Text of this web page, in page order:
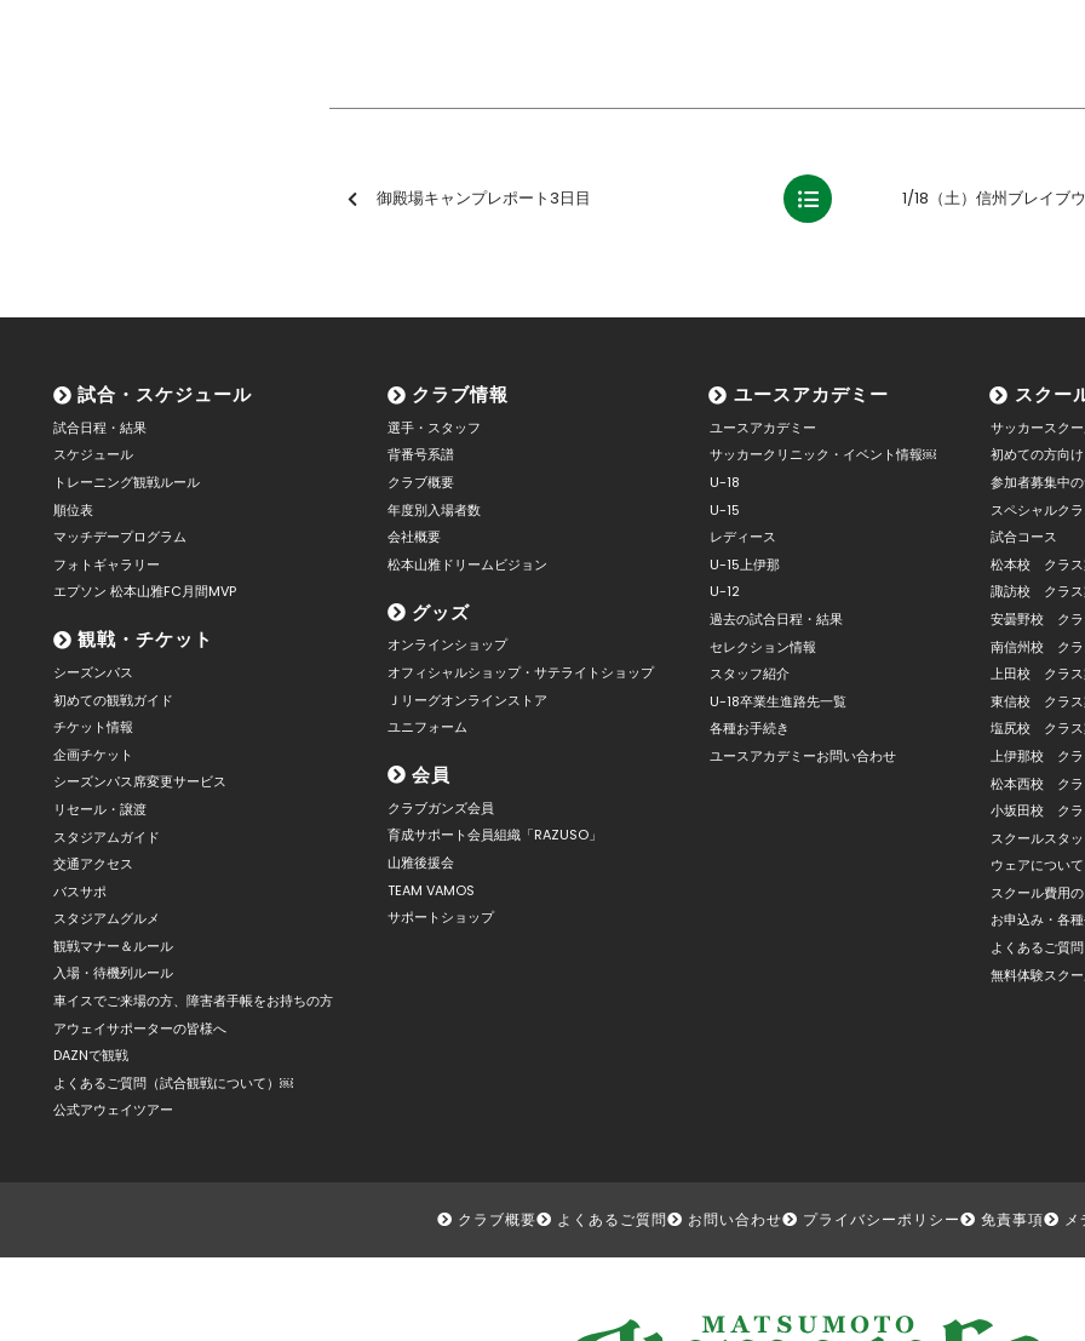
御殿場キャンプレポート3日目
試合・スケジュール
試合日程・結果
スケジュール
トレーニング観戦ルール
順位表
マッチデープログラム
フォトギャラリー
エプソン 松本山雅FC月間MVP
観戦・チケット
シーズンパス
初めての観戦ガイド
チケット情報
企画チケット
シーズンパス席変更サービス
リセール・譲渡
スタジアムガイド
交通アクセス
バスサポ
スタジアムグルメ
観戦マナー＆ルール
入場・待機列ルール
車イスでご来場の方、障害者手帳をお持ちの方
アウェイサポーターの皆様へ
DAZNで観戦
よくあるご質問（試合観戦について）￼
公式アウェイツアー
クラブ情報
選手・スタッフ
背番号系譜
クラブ概要
年度別入場者数
会社概要
松本山雅ドリームビジョン
グッズ
オンラインショップ
オフィシャルショップ・サテライトショップ
Ｊリーグオンラインストア
ユニフォーム
会員
クラブガンズ会員
育成サポート会員組織「RAZUSO」
山雅後援会
TEAM VAMOS
サポートショップ
ユースアカデミー
ユースアカデミー
サッカークリニック・イベント情報￼
U-18
U-15
レディース
U-15上伊那
U-12
過去の試合日程・結果
セレクション情報
スタッフ紹介
U-18卒業生進路先一覧
各種お手続き
ユースアカデミーお問い合わせ
スクー
サッカースク
初めての方向
参加者募集中
スペシャルク
試合コース
松本校 クラス
諏訪校 クラス
安曇野校 クラ
南信州校 クラ
上田校 クラス
東信校 クラス
塩尻校 クラス
上伊那校 クラ
松本西校 クラ
小坂田校 クラ
スクールスタ
ウェアについて
スクール費用
お申込み・各
よくあるご質問
無料体験スク
クラブ概要 よくあるご質問 お問い合わせ プライバシーポリシー 免責事項